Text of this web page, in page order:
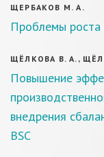
ЩЕРБАКОВ М. А.
Проблемы
ЩЁЛКОВА В. А.,
Повышение
внедрения
BSC